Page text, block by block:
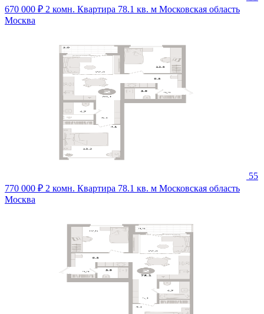
670 000 ₽ 2 комн. Квартира 78.1 кв. м Московская область
Москва
55
770 000 ₽ 2 комн. Квартира 78.1 кв. м Московская область
Москва